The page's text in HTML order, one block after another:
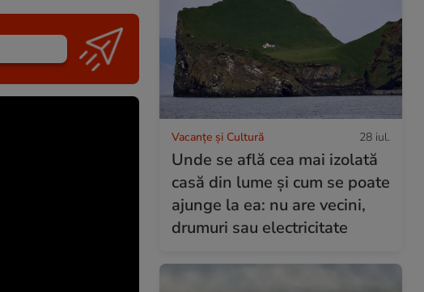
Vacanțe și Cultură 28 iul.
Unde se află cea mai izolată
casă din lume și cum se poate
ajunge la ea: nu are vecini,
drumuri sau electricitate